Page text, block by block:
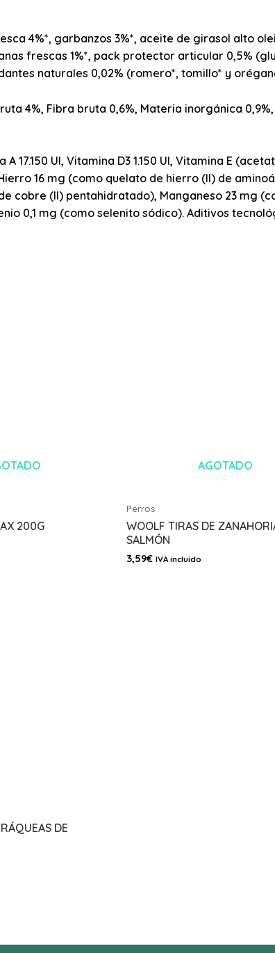
4%*, garbanzos 3%*, aceite de girasol alto
frescas 1%*, pack protector articular 0,5%
naturales 0,02% (romero*, tomillo* y
4%, Fibra bruta 0,6%, Materia inorgánica
17.150 UI, Vitamina D3 1.150 UI, Vitamina E
16 mg (como quelato de hierro (II) de
cobre (II) pentahidratado), Manganeso 23 mg
0,1 mg (como selenito sódico). Aditivos
200G
AGOTADO
Perros
WOOLF TIRAS DE
SALMÓN
3,59€ IVA incluido
DE